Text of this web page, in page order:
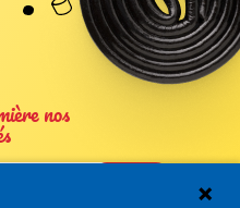
nos